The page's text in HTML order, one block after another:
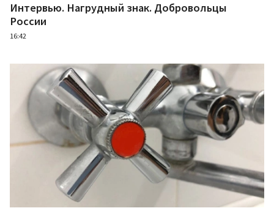
Интервью. Нагрудный знак. Добровольцы
России
16:42